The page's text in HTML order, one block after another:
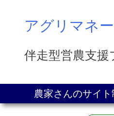
contentアグリマネ
伴走型営農支援
農家さんのサイ